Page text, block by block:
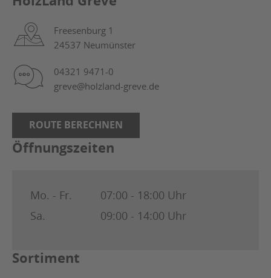
Freesenburg 1
24537 Neumünster
04321 9471-0
greve@holzland-greve.de
ROUTE BERECHNEN
Öffnungszeiten
Mo. - Fr.
07:00 - 18:00 Uhr
Sa.
09:00 - 14:00 Uhr
Sortiment